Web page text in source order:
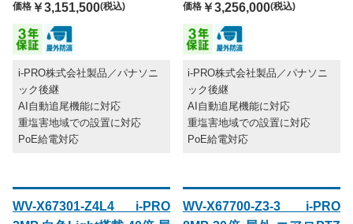
価格 ￥3,151,500(税込)
i-PRO株式会社製品／パナソニ
ック後継
AI自動追尾機能に対応
重塩害地域での設置に対応
PoE給電対応
価格￥3,256,000(税込)
i-PRO株式会社製品／パナソニ
ック後継
AI自動追尾機能に対応
重塩害地域での設置に対応
PoE給電対応
WV-X67301-Z4L4 i-PRO
WV-X67700-Z3-3 i-PRO